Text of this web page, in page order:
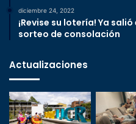
diciembre 24, 2022
¡Revise su lotería! Ya
sorteo de consolación
Actualizaciones